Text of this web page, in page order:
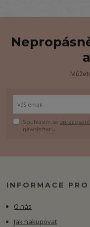
Souhlasím se
newsletteru.
INFORMACE
O nás
Jak nakupovat